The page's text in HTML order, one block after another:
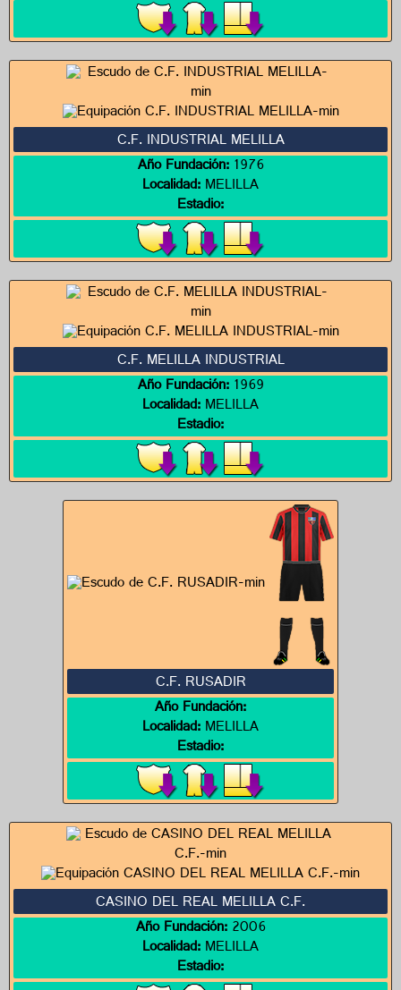
C.F. INDUSTRIAL MELILLA
Año Fundación:1976
Localidad:MELILLA
Estadio:
C.F. MELILLA INDUSTRIAL
Año Fundación:1969
Localidad:MELILLA
Estadio:
C.F. RUSADIR
Año Fundación:
Localidad:MELILLA
Estadio:
CASINO DEL REAL MELILLA C.F.
Año Fundación:2006
Localidad:MELILLA
Estadio: